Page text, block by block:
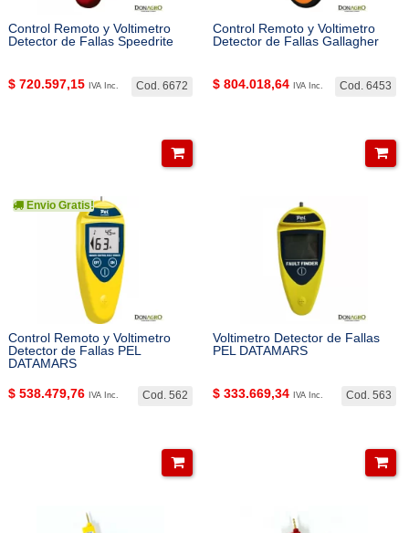
Control Remoto y Voltimetro
Detector de Fallas Speedrite
Cod. 6672
$ 720.597,15 IVA Inc.
Control Remoto y Voltimetro
Detector de Fallas Gallagher
Cod. 6453
$ 804.018,64 IVA Inc.
Envio Gratis!
Control Remoto y Voltimetro
Detector de Fallas PEL
DATAMARS
Cod. 562
$ 538.479,76 IVA Inc.
Voltimetro Detector de Fallas
PEL DATAMARS
Cod. 563
$ 333.669,34 IVA Inc.